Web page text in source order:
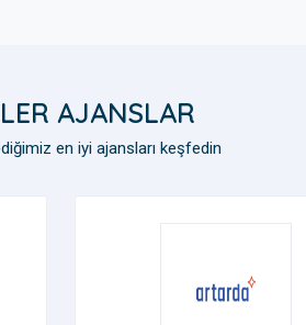
AJANSLAR
en iyi ajansları keşfedin